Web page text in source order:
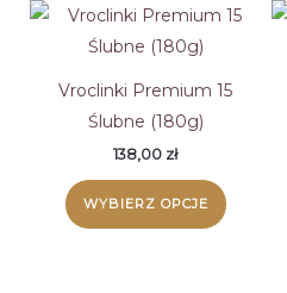
Vroclinki Premium 15
Ślubne (180g)
138,00 zł
WYBIERZ OPCJE